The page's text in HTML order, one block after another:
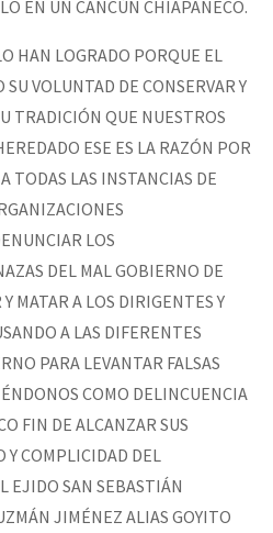
EN UN CANCÚN CHIAPANECO.
HAN LOGRADO PORQUE EL
VOLUNTAD DE CONSERVAR Y
TRADICIÓN QUE NUESTROS
ESE ES LA RAZÓN POR
TODAS LAS INSTANCIAS DE
LOS
DEL MAL GOBIERNO DE
MATAR A LOS DIRIGENTES Y
A LAS DIFERENTES
PARA LEVANTAR FALSAS
COMO DELINCUENCIA
FIN DE ALCANZAR SUS
COMPLICIDAD DEL
EJIDO SAN SEBASTIÁN
JIMÉNEZ ALIAS GOYITO